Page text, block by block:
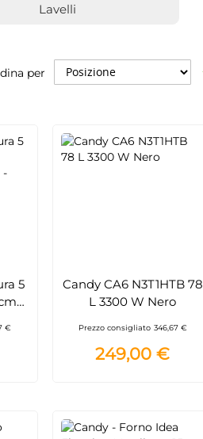
Lavelli
per
5
€
Candy CA6 N3T1HTB 78
L 3300 W Nero
Prezzo consigliato 346,67 €
249,00 €